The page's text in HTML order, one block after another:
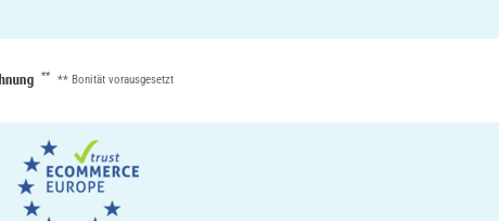
** ** Bonität vorausgesetzt